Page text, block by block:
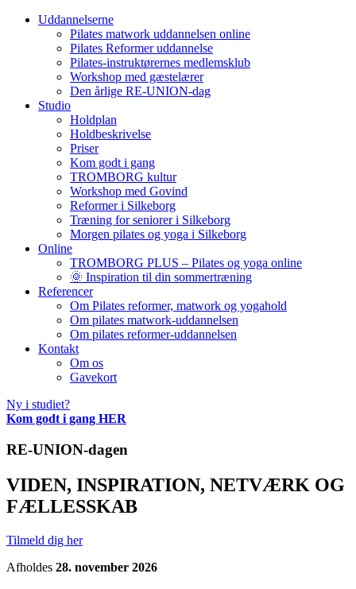
Uddannelserne
Pilates matwork uddannelsen online
Pilates Reformer uddannelse
Pilates-instruktørernes medlemsklub
Workshop med gæstelærer
Den årlige RE-UNION-dag
Studio
Holdplan
Holdbeskrivelse
Priser
Kom godt i gang
TROMBORG kultur
Workshop med Govind
Reformer i Silkeborg
Træning for seniorer i Silkeborg
Morgen pilates og yoga i Silkeborg
Online
TROMBORG PLUS – Pilates og yoga online
🌞 Inspiration til din sommertræning
Referencer
Om Pilates reformer, matwork og yogahold
Om pilates matwork-uddannelsen
Om pilates reformer-uddannelsen
Kontakt
Om os
Gavekort
Ny i studiet?
Kom godt i gang HER
RE-UNION-dagen
VIDEN, INSPIRATION, NETVÆRK OG
FÆLLESSKAB
Tilmeld dig her
Afholdes 28. november 2026